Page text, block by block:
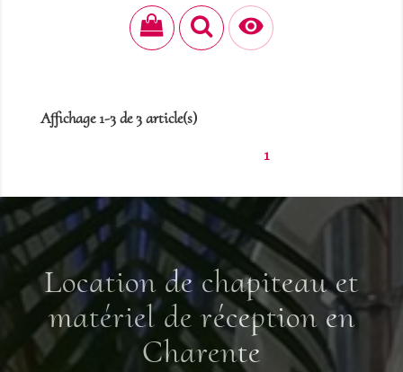

Affichage 1-3 de 3 article(s)
1
Location de chapiteau et
matériel de réception en
Charente